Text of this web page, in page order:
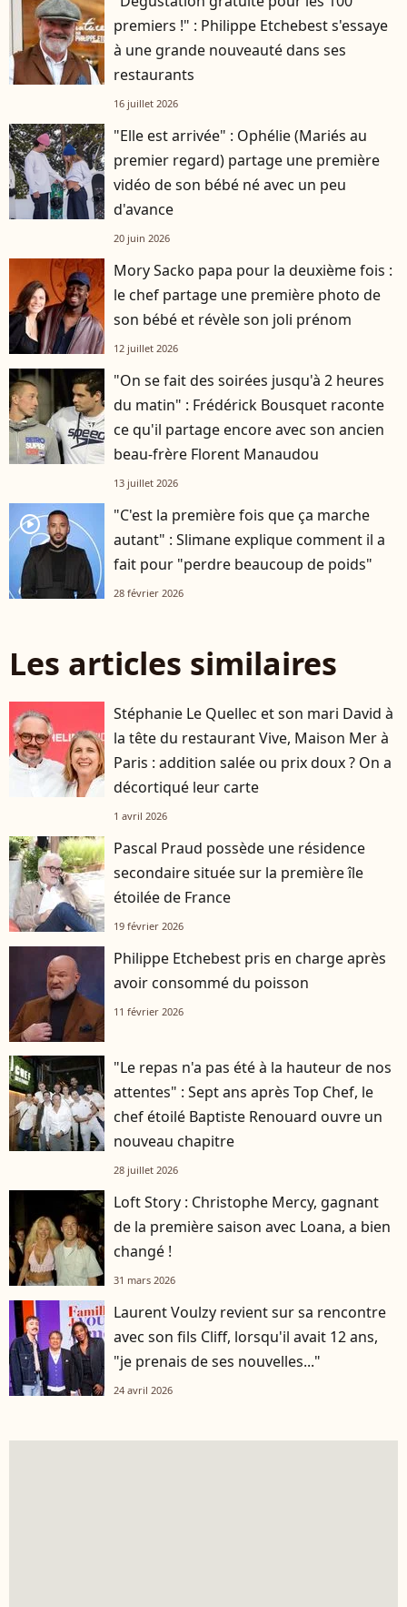
premiers !" : Philippe Etchebest s'essaye
à une grande nouveauté dans ses
restaurants
16 juillet 2026
"Elle est arrivée" : Ophélie (Mariés au
premier regard) partage une première
vidéo de son bébé né avec un peu
d'avance
20 juin 2026
Mory Sacko papa pour la deuxième fois :
le chef partage une première photo de
son bébé et révèle son joli prénom
12 juillet 2026
"On se fait des soirées jusqu'à 2 heures
du matin" : Frédérick Bousquet raconte
ce qu'il partage encore avec son ancien
beau-frère Florent Manaudou
13 juillet 2026
player2
"C'est la première fois que ça marche
autant" : Slimane explique comment il a
fait pour "perdre beaucoup de poids"
28 février 2026
Les articles similaires
Stéphanie Le Quellec et son mari David à
la tête du restaurant Vive, Maison Mer à
Paris : addition salée ou prix doux ? On a
décortiqué leur carte
1 avril 2026
Pascal Praud possède une résidence
secondaire située sur la première île
étoilée de France
19 février 2026
Philippe Etchebest pris en charge après
avoir consommé du poisson
11 février 2026
"Le repas n'a pas été à la hauteur de nos
attentes" : Sept ans après Top Chef, le
chef étoilé Baptiste Renouard ouvre un
nouveau chapitre
28 juillet 2026
Loft Story : Christophe Mercy, gagnant
de la première saison avec Loana, a bien
changé !
31 mars 2026
Laurent Voulzy revient sur sa rencontre
avec son fils Cliff, lorsqu'il avait 12 ans,
"je prenais de ses nouvelles..."
24 avril 2026